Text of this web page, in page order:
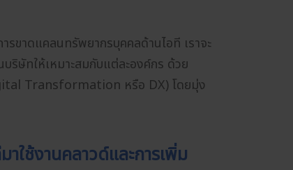
ขาดแคลนทรัพยากรบุคคลด้านไอที เราจะ
ริษัทให้เหมาะสมกับแต่ละองค์กร ด้วย
Transformation หรือ DX) โดยมุ่ง
ใช้งานคลาวด์และการเพิ่ม